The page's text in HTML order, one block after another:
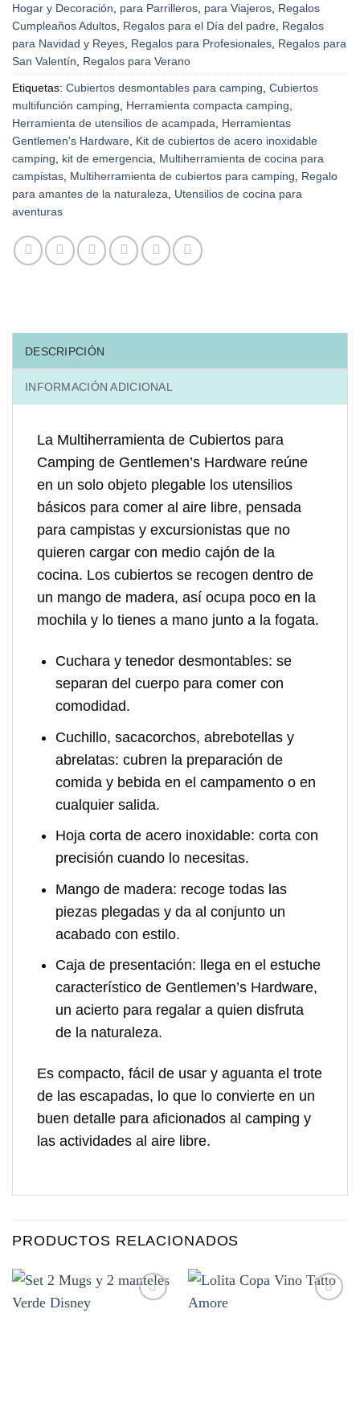
Hogar y Decoración, para Parrilleros, para Viajeros, Regalos
Cumpleaños Adultos, Regalos para el Día del padre, Regalos
para Navidad y Reyes, Regalos para Profesionales, Regalos para
San Valentín, Regalos para Verano
Etiquetas: Cubiertos desmontables para camping, Cubiertos
multifunción camping, Herramienta compacta camping,
Herramienta de utensilios de acampada, Herramientas
Gentlemen's Hardware, Kit de cubiertos de acero inoxidable
camping, kit de emergencia, Multiherramienta de cocina para
campistas, Multiherramienta de cubiertos para camping, Regalo
para amantes de la naturaleza, Utensilios de cocina para
aventuras
DESCRIPCIÓN
INFORMACIÓN ADICIONAL
La Multiherramienta de Cubiertos para
Camping de Gentlemen’s Hardware reúne
en un solo objeto plegable los utensilios
básicos para comer al aire libre, pensada
para campistas y excursionistas que no
quieren cargar con medio cajón de la
cocina. Los cubiertos se recogen dentro de
un mango de madera, así ocupa poco en la
mochila y lo tienes a mano junto a la fogata.
Cuchara y tenedor desmontables: se
separan del cuerpo para comer con
comodidad.
Cuchillo, sacacorchos, abrebotellas y
abrelatas: cubren la preparación de
comida y bebida en el campamento o en
cualquier salida.
Hoja corta de acero inoxidable: corta con
precisión cuando lo necesitas.
Mango de madera: recoge todas las
piezas plegadas y da al conjunto un
acabado con estilo.
Caja de presentación: llega en el estuche
característico de Gentlemen’s Hardware,
un acierto para regalar a quien disfruta
de la naturaleza.
Es compacto, fácil de usar y aguanta el trote
de las escapadas, lo que lo convierte en un
buen detalle para aficionados al camping y
las actividades al aire libre.
PRODUCTOS RELACIONADOS